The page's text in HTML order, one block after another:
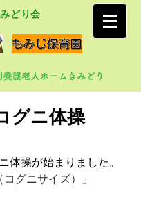
どり会
グニ体操
体操が始まりました。
グニサイズ）」